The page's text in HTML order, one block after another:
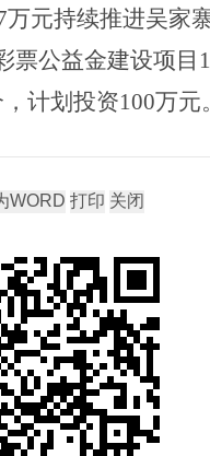
万元持续推进吴家
票公益金建设项目 1
计划投资100万元。